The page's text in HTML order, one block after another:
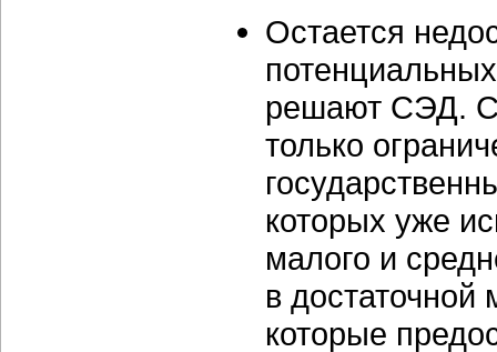
Остается
решают СЭД.
только
которых уже
малого и
в
которые